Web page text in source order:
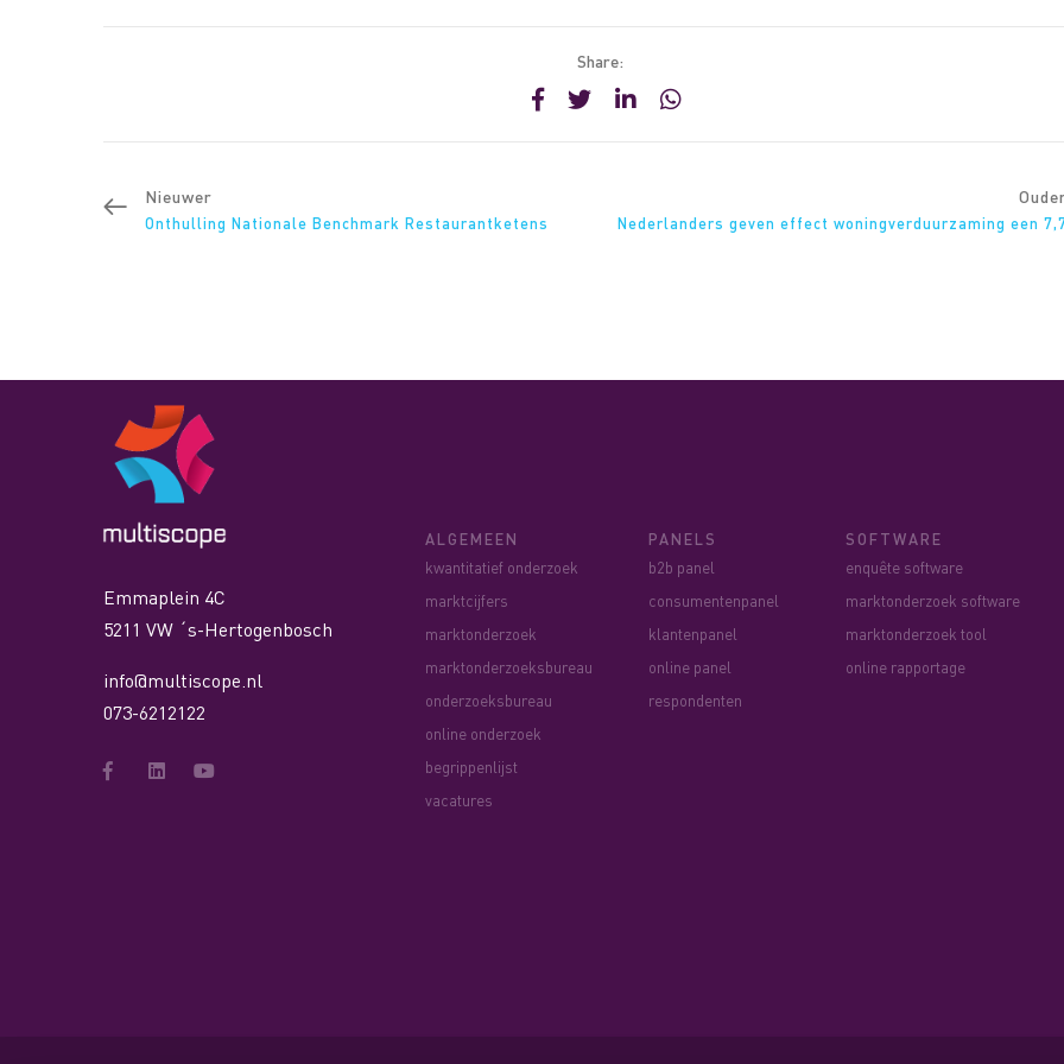
Share:
Nieuwer
Onthulling Nationale Benchmark Restaurantketens Nederlanders geven effect woningverduurzaming een
Emmaplein 4C
5211 VW ´s-Hertogenbosch
info@multiscope.nl
073-6212122
ALGEMEEN
kwantitatief onderzoek
marktcijfers
marktonderzoek
marktonderzoeksbureau
onderzoeksbureau
online onderzoek
begrippenlijst
vacatures
PANELS
b2b panel
consumentenpanel
klantenpanel
online panel
respondenten
SOFTWARE
enquête software
marktonderzoek software
marktonderzoek tool
online rapportage